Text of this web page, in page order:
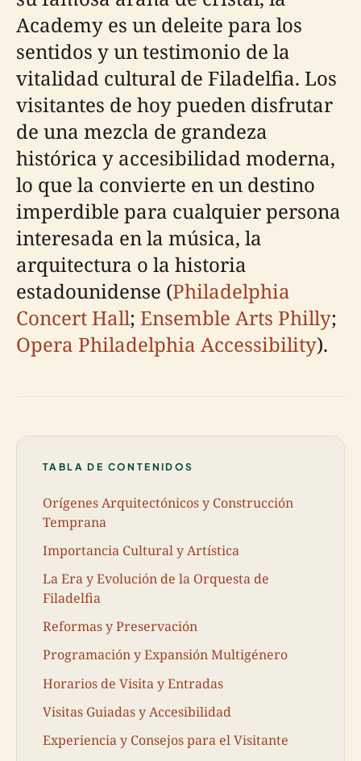
Academy es un deleite para los
sentidos y un testimonio de la
vitalidad cultural de Filadelfia. Los
visitantes de hoy pueden disfrutar
de una mezcla de grandeza
histórica y accesibilidad moderna,
lo que la convierte en un destino
imperdible para cualquier persona
interesada en la música, la
arquitectura o la historia
estadounidense (Philadelphia
Concert Hall; Ensemble Arts Philly;
Opera Philadelphia Accessibility).
TABLA DE CONTENIDOS
Orígenes Arquitectónicos y Construcción
Temprana
Importancia Cultural y Artística
La Era y Evolución de la Orquesta de
Filadelfia
Reformas y Preservación
Programación y Expansión Multigénero
Horarios de Visita y Entradas
Visitas Guiadas y Accesibilidad
Experiencia y Consejos para el Visitante